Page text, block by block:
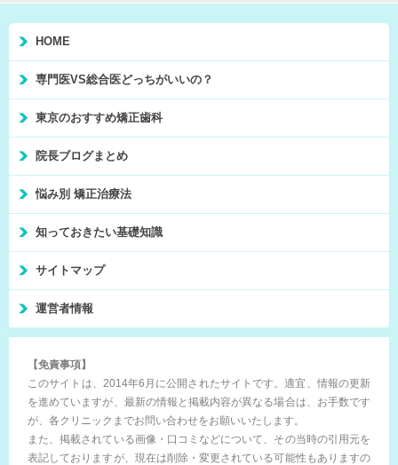
HOME
専門医VS総合医どっちがいいの？
東京のおすすめ矯正歯科
院長ブログまとめ
悩み別 矯正治療法
知っておきたい基礎知識
サイトマップ
運営者情報
【免責事項】
このサイトは、2014年6月に公開されたサイトです。適宜、情報の更新
を進めていますが、最新の情報と掲載内容が異なる場合は、お手数です
が、各クリニックまでお問い合わせをお願いいたします。
また、掲載されている画像・口コミなどについて、その当時の引用元を
表記しておりますが、現在は削除・変更されている可能性もありますの